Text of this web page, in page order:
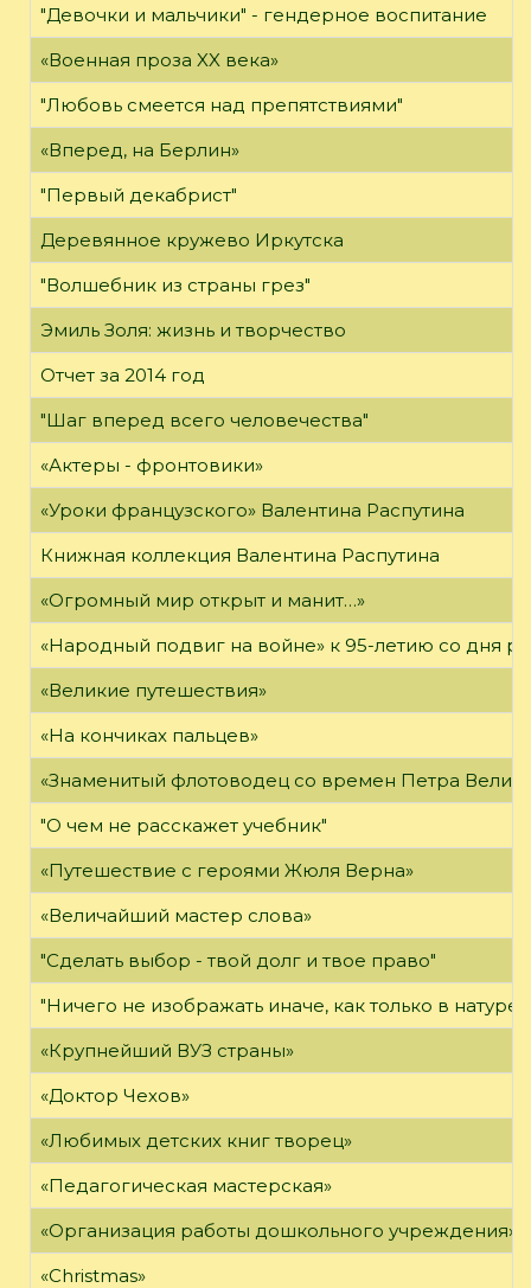
"Девочки и мальчики" - гендерное воспитание
«Военная проза XX века»
"Любовь смеется над препятствиями"
«Вперед, на Берлин»
"Первый декабрист"
Деревянное кружево Иркутска
"Волшебник из страны грез"
Эмиль Золя: жизнь и творчество
Отчет за 2014 год
"Шаг вперед всего человечества"
«Актеры - фронтовики»
«Уроки французского» Валентина Распутина
Книжная коллекция Валентина Распутина
«Огромный мир открыт и манит…»
«Народный подвиг на войне» к 95-летию со дня
«Великие путешествия»
«На кончиках пальцев»
«Знаменитый флотоводец со времен Петра
"О чем не расскажет учебник"
«Путешествие с героями Жюля Верна»
«Величайший мастер слова»
"Сделать выбор - твой долг и твое право"
"Ничего не изображать иначе, как только в
«Крупнейший ВУЗ страны»
«Доктор Чехов»
«Любимых детских книг творец»
«Педагогическая мастерская»
«Организация работы дошкольного учреждения»
«Christmas»